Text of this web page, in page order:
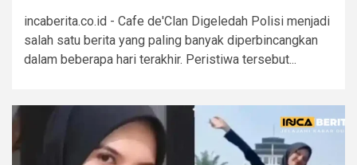
incaberita.co.id - Cafe de'Clan Digeledah Polisi menjadi
salah satu berita yang paling banyak diperbincangkan
dalam beberapa hari terakhir. Peristiwa tersebut...